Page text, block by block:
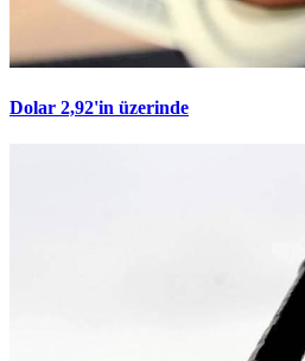
Dolar 2,92'in üzerinde